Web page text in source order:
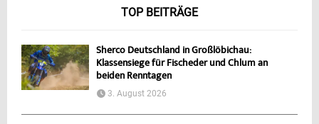
TOP BEITRÄGE
Sherco Deutschland in Großlöbichau:
Klassensiege für Fischeder und Chlum an
beiden Renntagen
3. August 2026